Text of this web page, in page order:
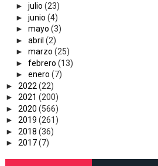
► julio (23)
► junio (4)
► mayo (3)
► abril (2)
► marzo (25)
► febrero (13)
► enero (7)
► 2022 (22)
► 2021 (200)
► 2020 (566)
► 2019 (261)
► 2018 (36)
► 2017(7)